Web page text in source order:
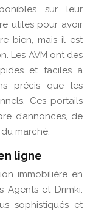
sur leur
utiles pour avoir
bien, mais il est
Les AVM ont des
et faciles à
précis que les
Ces portails
d’annonces, de
marché.
ligne
immobilière en
Agents et Drimki.
sophistiqués et